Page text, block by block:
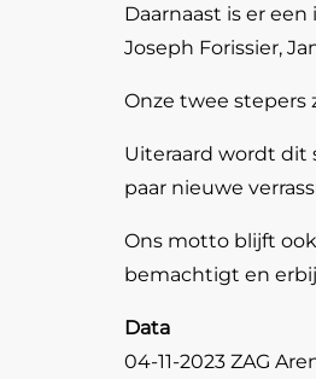
Daarnaast is er
Joseph Forissier,
Onze twee stepers
Uiteraard wordt dit
paar nieuwe
Ons motto blijft
bemachtigt en
Data
04-11-2023 ZAG